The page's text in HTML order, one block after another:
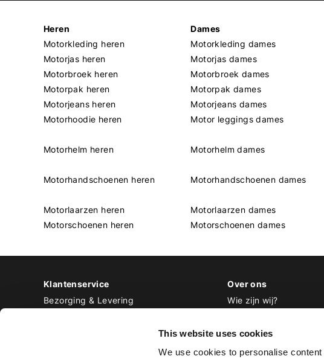
This website uses cookies
We use cookies to personalise
Heren
Motorkleding heren
Motorjas heren
Motorbroek heren
Motorpak heren
Motorjeans heren
Motorhoodie heren
Motorhelm heren
Motorhandschoenen heren
Motorlaarzen heren
Motorschoenen heren
Dames
Motorkleding dames
Motorjas dames
Motorbroek dames
Motorpak dames
Motorjeans dames
Motor leggings dames
Motorhelm dames
Motorhandschoenen dames
Motorlaarzen dames
Motorschoenen dames
Klantenservice
Bezorging & Levering
Over ons
Wie zijn wij?
Werken bij Biker Outfit